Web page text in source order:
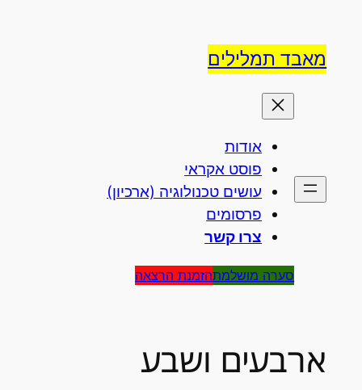
מאבד תמלילים
אודות
פוסט אקראי
עושים טכנולוגיה (ארכיון)
פרסומים
צרו קשר
סערה מושלמתהזמנת הרצאה
ארבעים ושבע